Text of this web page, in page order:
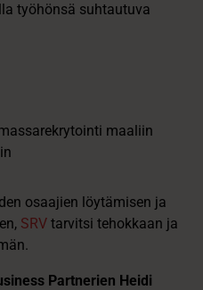
työhönsä suhtautuva
osaajien löytämisen ja
SRV tarvitsi tehokkaan ja
Partnerien Heidi